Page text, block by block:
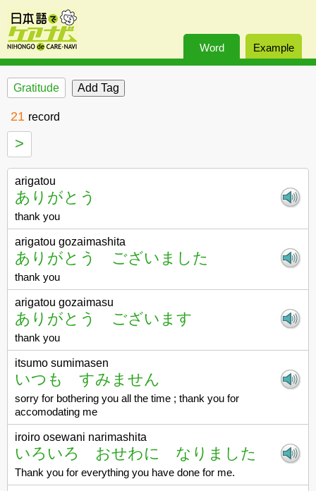
Word Example
Gratitude
21 record
>
arigatou
ありがとう
thank you
arigatou gozaimashita
ありがとう ございました
thank you
arigatou gozaimasu
ありがとう ございます
thank you
itsumo sumimasen
いつも すみません
sorry for bothering you all the time ; thank you for
accomodating me
iroiro osewani narimashita
いろいろ おせわに なりました
Thank you for everything you have done for me.